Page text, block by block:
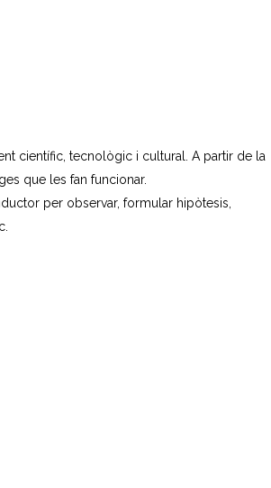
científic, tecnològic i cultural. A partir de la
que les fan funcionar.
per observar, formular hipòtesis,